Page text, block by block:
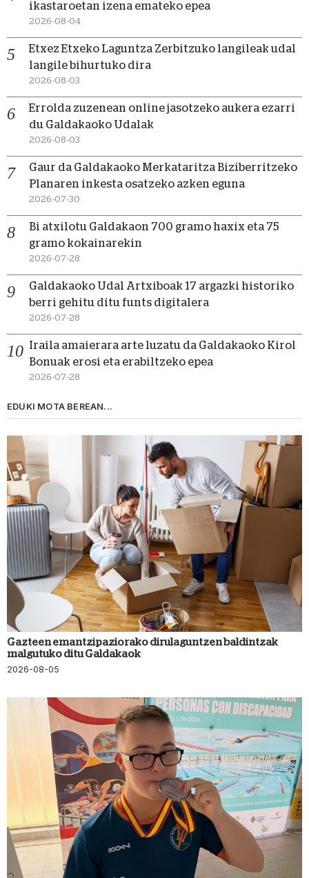
ikastaroetan izena emateko epea
2026-08-04
Etxez Etxeko Laguntza Zerbitzuko langileak udal
langile bihurtuko dira
2026-08-03
Errolda zuzenean online jasotzeko aukera ezarri
du Galdakaoko Udalak
2026-08-03
Gaur da Galdakaoko Merkataritza Biziberritzeko
Planaren inkesta osatzeko azken eguna
2026-07-30
Bi atxilotu Galdakaon 700 gramo haxix eta 75
gramo kokainarekin
2026-07-28
Galdakaoko Udal Artxiboak 17 argazki historiko
berri gehitu ditu funts digitalera
2026-07-28
Iraila amaierara arte luzatu da Galdakaoko Kirol
Bonuak erosi eta erabiltzeko epea
2026-07-28
EDUKI MOTA BEREAN...
Gazteen emantzipaziorako dirulaguntzen baldintzak
malgutuko ditu Galdakaok
2026-08-05